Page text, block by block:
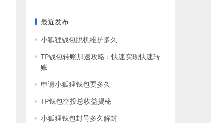
最近发布
小狐狸钱包脱机维护多久
TP钱包转账加速攻略：快速实现快速转
账
申请小狐狸钱包要多久
TP钱包空投总收益揭秘
小狐狸钱包封号多久解封